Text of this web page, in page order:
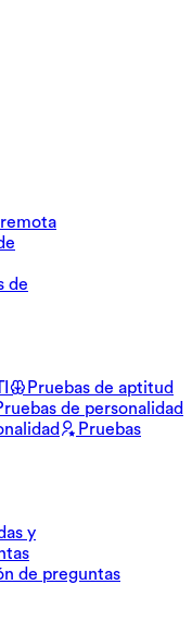
de
Pruebas de aptitud
de personalidad
Pruebas
y
de preguntas